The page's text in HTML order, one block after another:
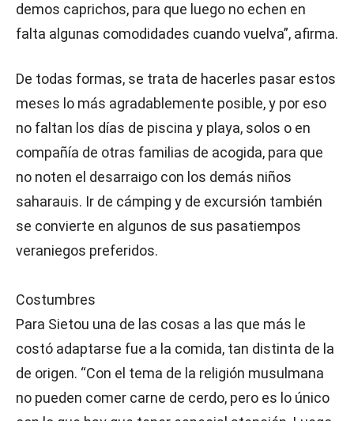
demos caprichos, para que luego no echen en
falta algunas comodidades cuando vuelva”, afirma.
De todas formas, se trata de hacerles pasar estos
meses lo más agradablemente posible, y por eso
no faltan los días de piscina y playa, solos o en
compañía de otras familias de acogida, para que
no noten el desarraigo con los demás niños
saharauis. Ir de cámping y de excursión también
se convierte en algunos de sus pasatiempos
veraniegos preferidos.
Costumbres
Para Sietou una de las cosas a las que más le
costó adaptarse fue a la comida, tan distinta de la
de origen. “Con el tema de la religión musulmana
no pueden comer carne de cerdo, pero es lo único